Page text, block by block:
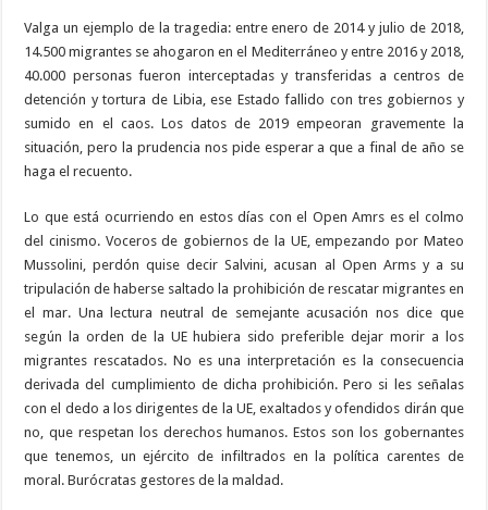
Valga un ejemplo de la tragedia: entre enero de 2014 y julio de 2018,
14.500 migrantes se ahogaron en el Mediterráneo y entre 2016 y 2018,
40.000 personas fueron interceptadas y transferidas a centros de
detención y tortura de Libia, ese Estado fallido con tres gobiernos y
sumido en el caos. Los datos de 2019 empeoran gravemente la
situación, pero la prudencia nos pide esperar a que a final de año se
haga el recuento.
Lo que está ocurriendo en estos días con el Open Amrs es el colmo
del cinismo. Voceros de gobiernos de la UE, empezando por Mateo
Mussolini, perdón quise decir Salvini, acusan al Open Arms y a su
tripulación de haberse saltado la prohibición de rescatar migrantes en
el mar. Una lectura neutral de semejante acusación nos dice que
según la orden de la UE hubiera sido preferible dejar morir a los
migrantes rescatados. No es una interpretación es la consecuencia
derivada del cumplimiento de dicha prohibición. Pero si les señalas
con el dedo a los dirigentes de la UE, exaltados y ofendidos dirán que
no, que respetan los derechos humanos. Estos son los gobernantes
que tenemos, un ejército de infiltrados en la política carentes de
moral. Burócratas gestores de la maldad.